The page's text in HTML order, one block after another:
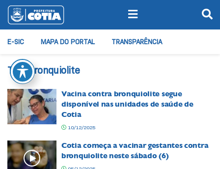
E-SIC MAPA DO PORTAL TRANSPARÊNCIA
Tag:bronquiolite
Vacina contra bronquiolite segue
disponível nas unidades de saúde de
Cotia
10/12/2025
Cotia começa a vacinar gestantes contra
bronquiolite neste sábado (6)